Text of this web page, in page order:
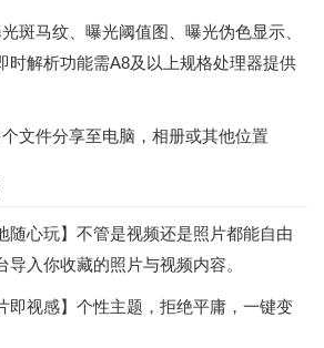
斑马纹、曝光阈值图、曝光伪色显示、
时解析功能需A8及以上规格处理器提供
文件分享至电脑，相册或其他位置
随心玩】不管是视频还是照片都能自由
入你收藏的照片与视频内容。
即视感】个性主题，拒绝平庸，一键变